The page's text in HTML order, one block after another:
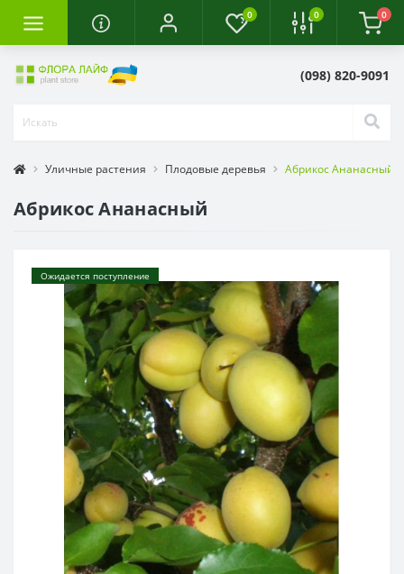
0 0 0
(098) 820-9091
Уличные растения Плодовые деревья Абрикос Ананасный
Абрикос Ананасный
Ожидается поступление